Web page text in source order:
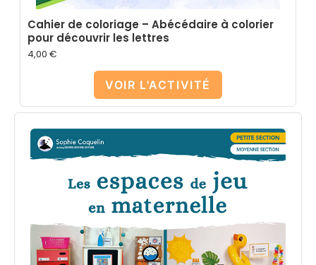
Cahier de coloriage – Abécédaire à colorier
pour découvrir les lettres
4,00 €
VOIR L'ACTIVITÉ